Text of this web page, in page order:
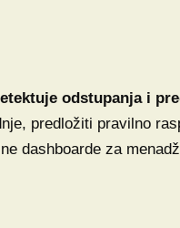
odstupanja i
predložiti pravilno
dashboarde za